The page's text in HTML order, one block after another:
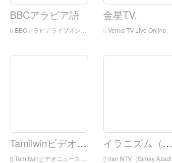
BBCアラビア語
BBCアラビアライブオンライン、BBCアラビアHDライブストリーミング、BBCアラビア語腕時計LIVEテレビ
金星TV.
Venus TV Live Online、Venus TV HDライブストリーミング、Venus TV Watch Live TVがイギリスのライブTV
Tamilwinビデオニュース
Tamilwinビデオニュースをオンラインでライブ、TamilwinビデオニュースHDライブストリーミング、Tamilwinビデオニュースイギリスからライブテレビを見る
イラニズム（時間の自由）
Iran NTV（Simay Azadi）をオンラインでライブ、Iranntv（Simay Azadi）HD Live Streaming、Iranntv（Simay Azadi）イギリスからライブテレビを見る